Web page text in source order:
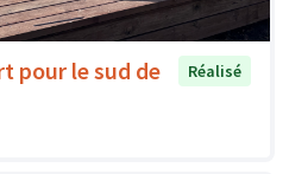
pour le sud de
Réalisé